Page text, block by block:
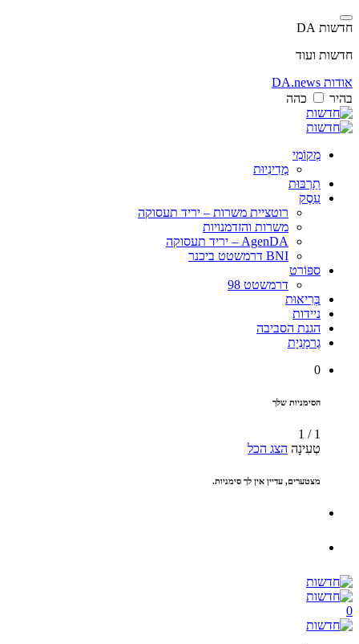
חדשות DA
חדשות ועוד
אודות DA.news
בהיר
כהה
מְקוֹמִי
מְדִינִיוּת
תַרְבּוּת
עֵסֶק
רוטציית משרות – יריד תעסוקה
משרות והזדמנויות
AgenDA – יריד תעסוקה
BNI דרמשטט ביכנר
ספּוֹרט
דרמשטט 98
בְּרִיאוּת
ניידות
הגנת הסביבה
גֶרמָנִיָת
0
הסימניות שלך
1
/
1
טְעִינָה הצג הכל
מצטערים, עדיין אין לך סימניות.
0